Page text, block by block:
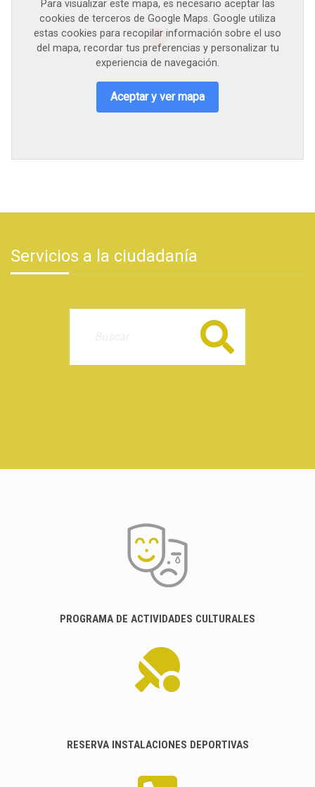
Para visualizar este mapa, es necesario aceptar las
cookies de terceros de Google Maps. Google utiliza
estas cookies para recopilar información sobre el uso
del mapa, recordar tus preferencias y personalizar tu
experiencia de navegación.
Aceptar y ver mapa
Servicios a la ciudadanía
Buscar
PROGRAMA DE ACTIVIDADES CULTURALES
RESERVA INSTALACIONES DEPORTIVAS